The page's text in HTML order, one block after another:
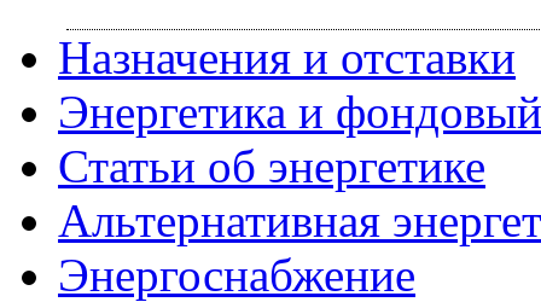
Назначения и отставки
Энергетика и
Статьи об энергетике
Альтернативная
Энергоснабжение